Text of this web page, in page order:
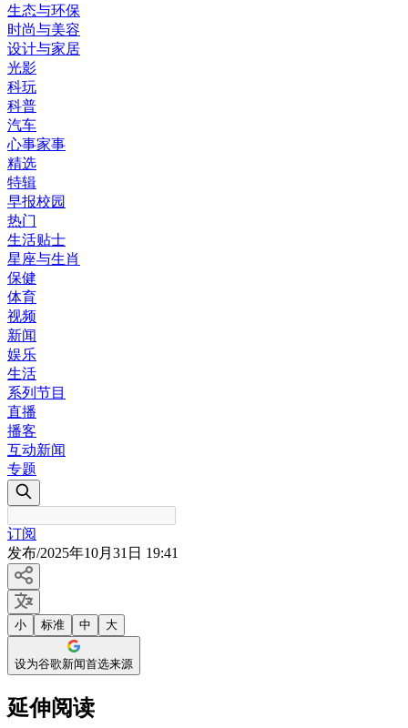
生态与环保
时尚与美容
设计与家居
光影
科玩
科普
汽车
心事家事
精选
特辑
早报校园
热门
生活贴士
星座与生肖
保健
体育
视频
新闻
娱乐
生活
系列节目
直播
播客
互动新闻
专题
订阅
发布/2025年10月31日 19:41
小 标准 中 大
设为谷歌新闻首选来源
延伸阅读